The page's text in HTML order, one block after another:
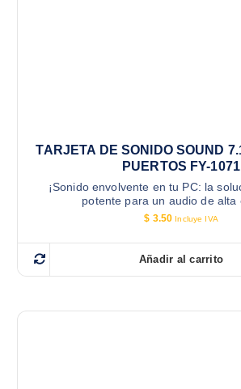
TARJETA DE SONIDO SOUND
PUERTOS FY-1071
¡Sonido envolvente en tu PC: la
potente para un audio de alta
$ 3.50 Incluye IVA
Añadir al carrito